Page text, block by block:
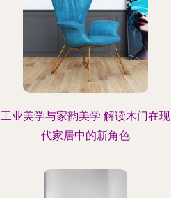
工业美学与家韵美学 解读木门在现
代家居中的新角色